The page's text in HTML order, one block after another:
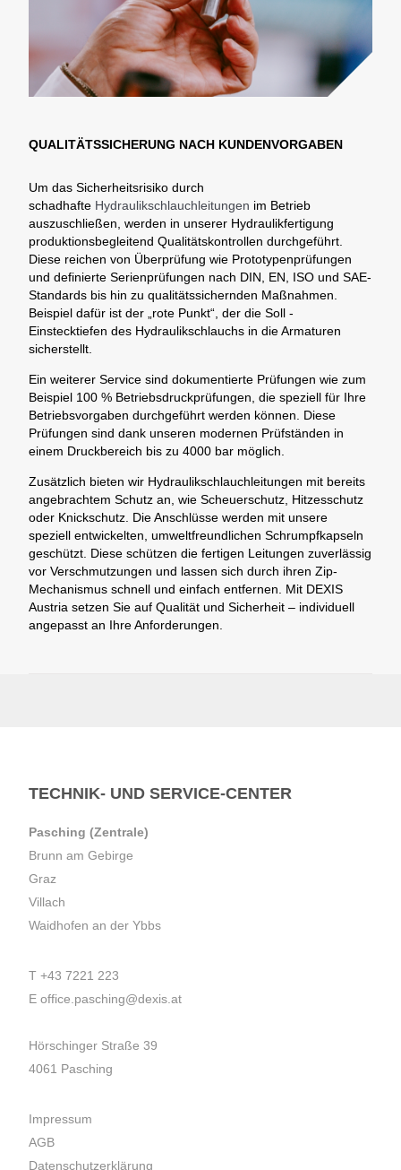
QUALITÄTSSICHERUNG NACH KUNDENVORGABEN
Um das Sicherheitsrisiko durch
schadhafte Hydraulikschlauchleitungen im Betrieb
auszuschließen, werden in unserer Hydraulikfertigung
produktionsbegleitend Qualitätskontrollen durchgeführt.
Diese reichen von Überprüfung wie Prototypenprüfungen
und definierte Serienprüfungen nach DIN, EN, ISO und SAE-
Standards bis hin zu qualitätssichernden Maßnahmen.
Beispiel dafür ist der „rote Punkt“, der die Soll -
Einstecktiefen des Hydraulikschlauchs in die Armaturen
sicherstellt.
Ein weiterer Service sind dokumentierte Prüfungen wie zum
Beispiel 100 % Betriebsdruckprüfungen, die speziell für Ihre
Betriebsvorgaben durchgeführt werden können. Diese
Prüfungen sind dank unseren modernen Prüfständen in
einem Druckbereich bis zu 4000 bar möglich.
Zusätzlich bieten wir Hydraulikschlauchleitungen mit bereits
angebrachtem Schutz an, wie Scheuerschutz, Hitzesschutz
oder Knickschutz. Die Anschlüsse werden mit unsere
speziell entwickelten, umweltfreundlichen Schrumpfkapseln
geschützt. Diese schützen die fertigen Leitungen zuverlässig
vor Verschmutzungen und lassen sich durch ihren Zip-
Mechanismus schnell und einfach entfernen. Mit DEXIS
Austria setzen Sie auf Qualität und Sicherheit – individuell
angepasst an Ihre Anforderungen.
TECHNIK- UND SERVICE-CENTER
Pasching (Zentrale)
Brunn am Gebirge
Graz
Villach
Waidhofen an der Ybbs
T +43 7221 223
E office.pasching@dexis.at
Hörschinger Straße 39
4061 Pasching
Impressum
AGB
Datenschutzerklärung